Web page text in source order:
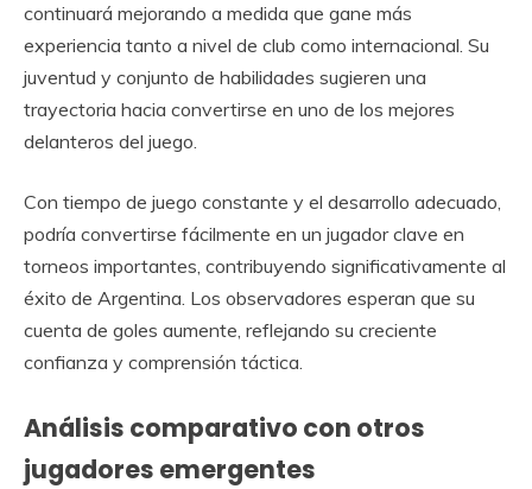
continuará mejorando a medida que gane más
experiencia tanto a nivel de club como internacional. Su
juventud y conjunto de habilidades sugieren una
trayectoria hacia convertirse en uno de los mejores
delanteros del juego.
Con tiempo de juego constante y el desarrollo adecuado,
podría convertirse fácilmente en un jugador clave en
torneos importantes, contribuyendo significativamente al
éxito de Argentina. Los observadores esperan que su
cuenta de goles aumente, reflejando su creciente
confianza y comprensión táctica.
Análisis comparativo con otros
jugadores emergentes